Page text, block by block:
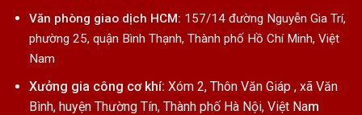
Văn phòng giao dịch HCM: 157/14 đường Nguyễn Gia Trí,
phường 25, quận Bình Thạnh, Thành phố Hồ Chí Minh, Việt
Nam
Xưởng gia công cơ khí: Xóm 2, Thôn Văn Giáp , xã Văn
Bình, huyện Thường Tín, Thành phố Hà Nội, Việt Nam